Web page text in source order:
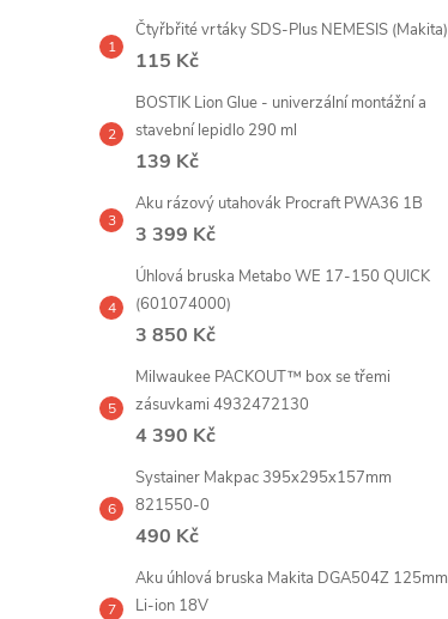
a
n
l
Čtyřbřité vrtáky SDS-Plus NEMESIS (Makita)
115 Kč
BOSTIK Lion Glue - univerzální montážní a
stavební lepidlo 290 ml
139 Kč
Aku rázový utahovák Procraft PWA36 1B
3 399 Kč
Úhlová bruska Metabo WE 17-150 QUICK
(601074000)
3 850 Kč
Milwaukee PACKOUT™ box se třemi
zásuvkami 4932472130
4 390 Kč
Systainer Makpac 395x295x157mm
821550-0
490 Kč
Aku úhlová bruska Makita DGA504Z 125mm
Li-ion 18V